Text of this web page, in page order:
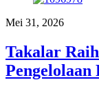
Mei 31, 2026
Takalar
Pengelolaan